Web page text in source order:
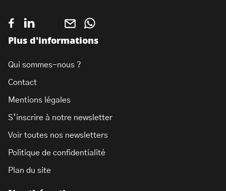
Plus d'informations
Qui sommes-nous ?
Contact
Mentions légales
S’inscrire à notre newsletter
Voir toutes nos newsletters
Politique de confidentialité
Plan du site